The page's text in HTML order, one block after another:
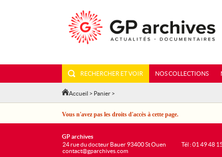
RECHERCHER ET VOIR NOS COLLECTIONS
Accueil > Panier >
Vous n'avez pas les droits d'accès à cette page.
GP archives
24 rue du docteur Bauer 93400 St Ouen
contact@gparchives.com
Tél : 01 49 48